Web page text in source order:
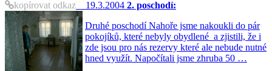
kopírovat odkaz 19.3.2004 2. poschodí:
Druhé poschodí Nahoře jsme nakoukli do pár
pokojíků, které nebyly obydlené a zjistili, že i
zde jsou pro nás rezervy které ale nebude nutné
hned využít. Napočítali jsme zhruba 50 …